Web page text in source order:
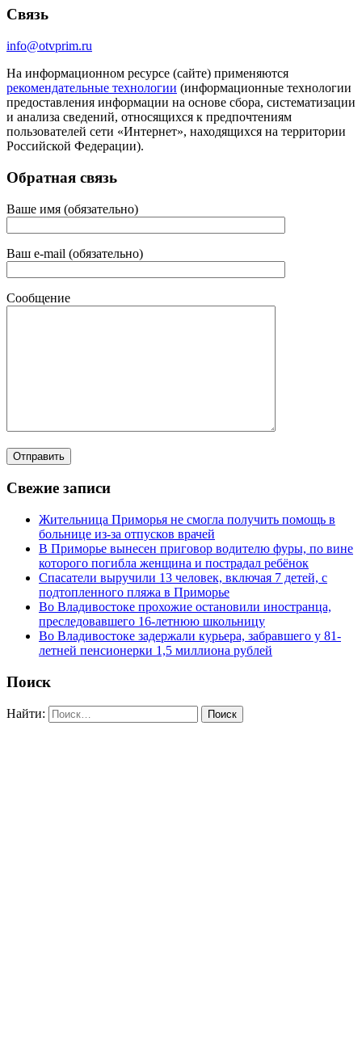
Связь
info@otvprim.ru
На информационном ресурсе (сайте) применяются
рекомендательные технологии (информационные технологии
предоставления информации на основе сбора, систематизации
и анализа сведений, относящихся к предпочтениям
пользователей сети «Интернет», находящихся на территории
Российской Федерации).
Обратная связь
Ваше имя (обязательно)
Ваш e-mail (обязательно)
Сообщение
Свежие записи
Жительница Приморья не смогла получить помощь в
больнице из-за отпусков врачей
В Приморье вынесен приговор водителю фуры, по вине
которого погибла женщина и пострадал ребёнок
Спасатели выручили 13 человек, включая 7 детей, с
подтопленного пляжа в Приморье
Во Владивостоке прохожие остановили иностранца,
преследовавшего 16-летнюю школьницу
Во Владивостоке задержали курьера, забравшего у 81-
летней пенсионерки 1,5 миллиона рублей
Поиск
Найти: